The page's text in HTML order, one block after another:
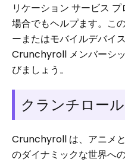
リケーション サービス
場合でもヘルプます。こ
ーまたはモバイルデバイ
Crunchyroll メンバーシ
びましょう。
クランチロー
Crunchyroll は、アニメ
のダイナミックな世界へ